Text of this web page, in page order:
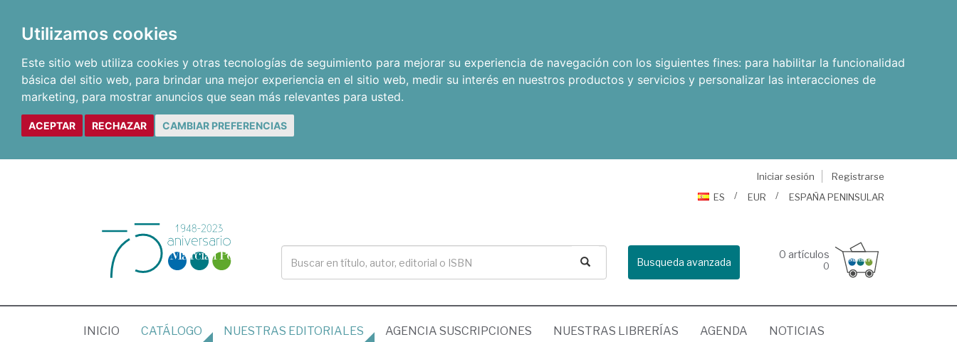
Utilizamos cookies
Este sitio web utiliza cookies y otras tecnologías de seguimiento para mejorar su experiencia de navegación con los siguientes fines: para habilitar la funcionalidad
básica del sitio web, para brindar una mejor experiencia en el sitio web, medir su interés en nuestros productos y servicios y personalizar las interacciones de
marketing, para mostrar anuncios que sean más relevantes para usted.
ACEPTAR RECHAZAR CAMBIAR PREFERENCIAS
Iniciar sesión
Registrarse
ES
EUR ESPAÑA PENINSULAR
Busqueda avanzada
0 artículos
0
INICIO (CURRENT)
CATÁLOGO NUESTRAS EDITORIALES AGENCIA SUSCRIPCIONES NUESTRAS LIBRERÍAS AGENDA NOTICIAS